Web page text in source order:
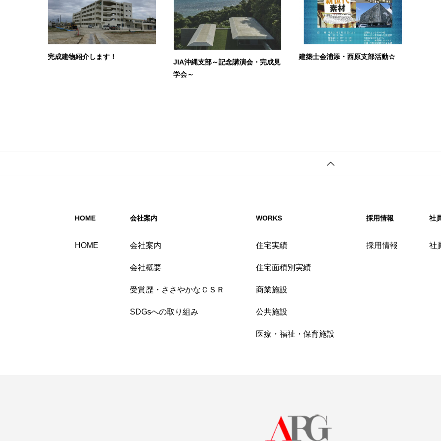
完成建物紹介します！
JIA沖縄支部～記念講演会・完成見
学会～
建築士会浦添・西原支部活動☆
HOME
HOME
会社案内
会社案内
会社概要
受賞歴・ささやかなＣＳＲ
SDGsへの取り組み
WORKS
住宅実績
住宅面積別実績
商業施設
公共施設
医療・福祉・保育施設
採用情報
採用情報
社
社